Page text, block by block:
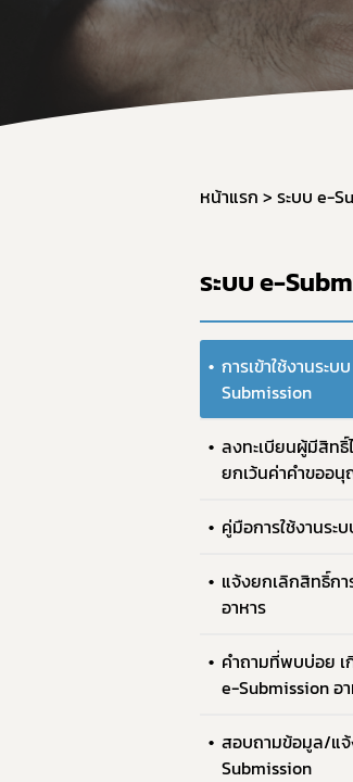
หน้าแรก ระบบ e-
ระบบ e-
การเข้าใช้งานระบ
Submission
ลงทะเบียนผู้มีสิทธิ์
ยกเว้นค่าคำขออ
คู่มือการใช้งานระ
แจ้งยกเลิกสิทธิ์กา
อาหาร
คำถามที่พบบ่อย เ
e-Submission อ
สอบถามข้อมูล/แ
Submission